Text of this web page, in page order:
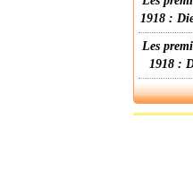
1918 :
Les
1918 :